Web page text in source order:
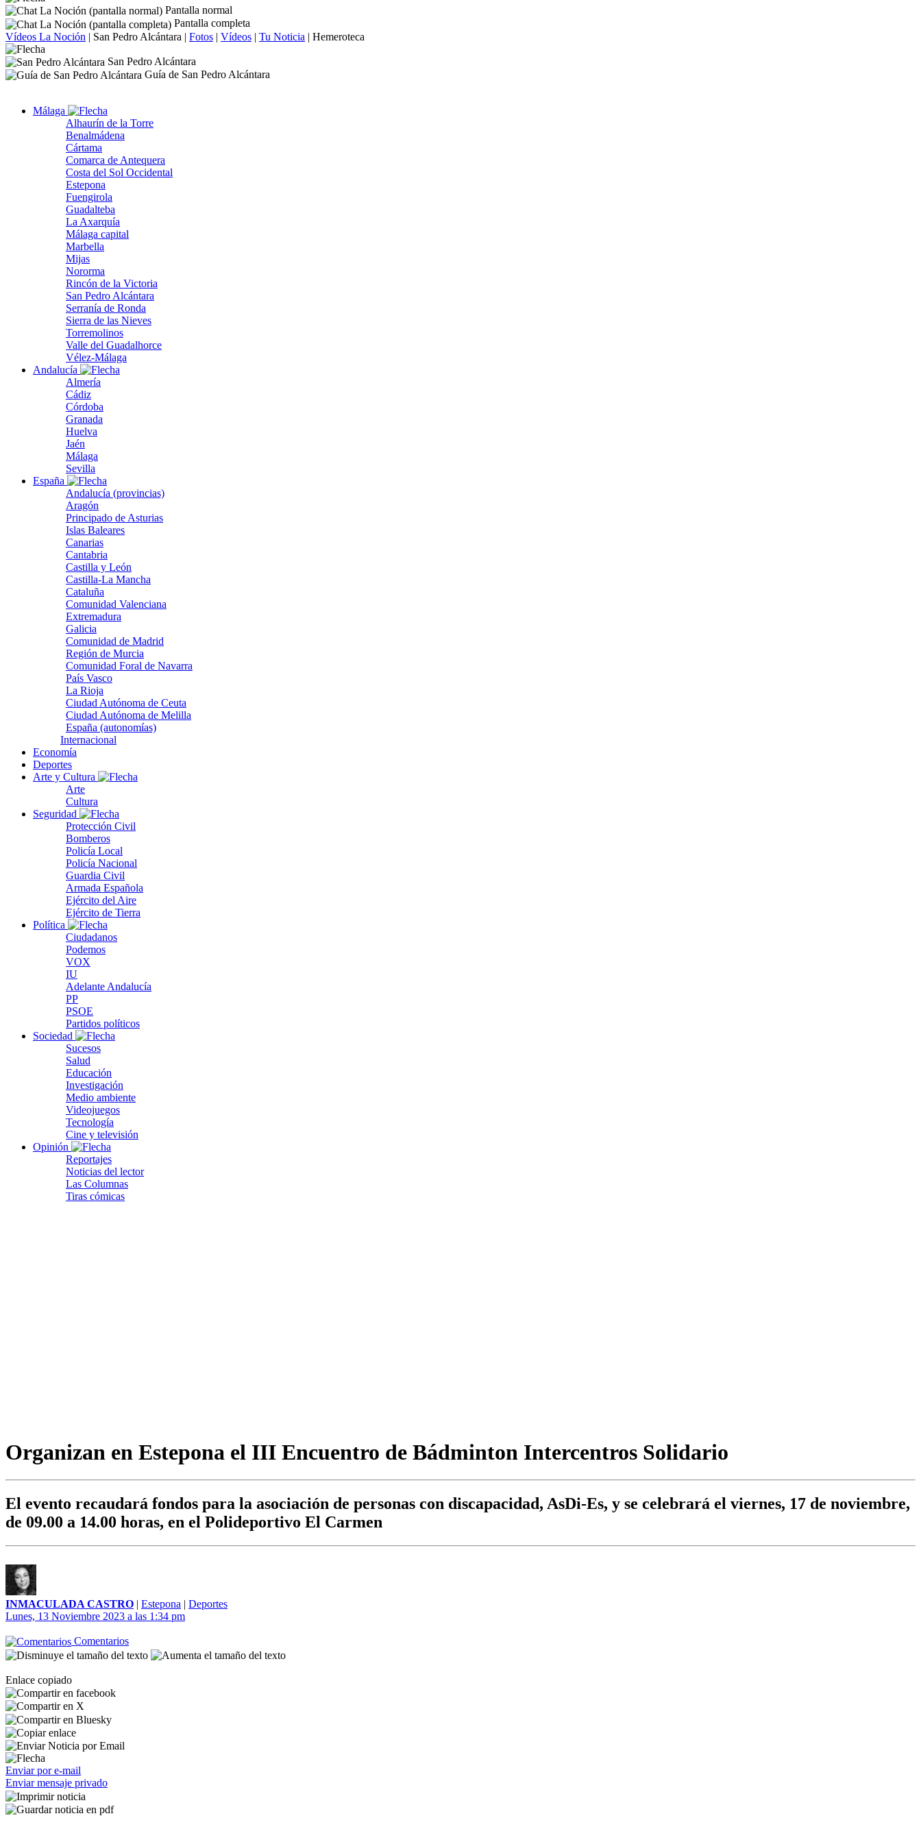
Pantalla normal
Pantalla completa
Vídeos La Noción | San Pedro Alcántara | Fotos | Vídeos | Tu Noticia | Hemeroteca
San Pedro Alcántara
Guía de San Pedro Alcántara
Málaga
Alhaurín de la Torre
Benalmádena
Cártama
Comarca de Antequera
Costa del Sol Occidental
Estepona
Fuengirola
Guadalteba
La Axarquía
Málaga capital
Marbella
Mijas
Nororma
Rincón de la Victoria
San Pedro Alcántara
Serranía de Ronda
Sierra de las Nieves
Torremolinos
Valle del Guadalhorce
Vélez-Málaga
Andalucía
Almería
Cádiz
Córdoba
Granada
Huelva
Jaén
Málaga
Sevilla
España
Andalucía (provincias)
Aragón
Principado de Asturias
Islas Baleares
Canarias
Cantabria
Castilla y León
Castilla-La Mancha
Cataluña
Comunidad Valenciana
Extremadura
Galicia
Comunidad de Madrid
Región de Murcia
Comunidad Foral de Navarra
País Vasco
La Rioja
Ciudad Autónoma de Ceuta
Ciudad Autónoma de Melilla
España (autonomías)
Internacional
Economía
Deportes
Arte y Cultura
Arte
Cultura
Seguridad
Protección Civil
Bomberos
Policía Local
Policía Nacional
Guardia Civil
Armada Española
Ejército del Aire
Ejército de Tierra
Política
Ciudadanos
Podemos
VOX
IU
Adelante Andalucía
PP
PSOE
Partidos políticos
Sociedad
Sucesos
Salud
Educación
Investigación
Medio ambiente
Videojuegos
Tecnología
Cine y televisión
Opinión
Reportajes
Noticias del lector
Las Columnas
Tiras cómicas
Organizan en Estepona el III Encuentro de Bádminton Intercentros Solidario
El evento recaudará fondos para la asociación de personas con discapacidad, AsDi-Es, y se celebrará el viernes, 17 de noviembre,
de 09.00 a 14.00 horas, en el Polideportivo El Carmen
INMACULADA CASTRO | Estepona | Deportes
Lunes, 13 Noviembre 2023 a las 1:34 pm
Comentarios
Enlace copiado
Enviar por e-mail
Enviar mensaje privado